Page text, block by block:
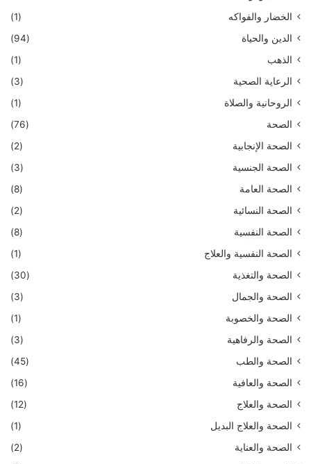
الخضار والفواكه
(1)
الدين والحياة
(94)
الذهب
(1)
الرعاية الصحية
(3)
الروحانية والصلاة
(1)
الصحة
(76)
الصحة الإنجابية
(2)
الصحة الجنسية
(3)
الصحة العامة
(8)
الصحة النسائية
(2)
الصحة النفسية
(8)
الصحة النفسية والعلاج
(1)
الصحة والتغذية
(30)
الصحة والجمال
(3)
الصحة والخصوبة
(1)
الصحة والرفاهية
(3)
الصحة والطب
(45)
الصحة والعافية
(16)
الصحة والعلاج
(12)
الصحة والعلاج البديل
(1)
الصحة والعناية
(2)